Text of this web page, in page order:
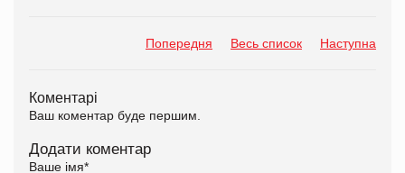
Попередня Весь список Наступна
Коментарі
Ваш коментар буде першим.
Додати коментар
Ваше імя*